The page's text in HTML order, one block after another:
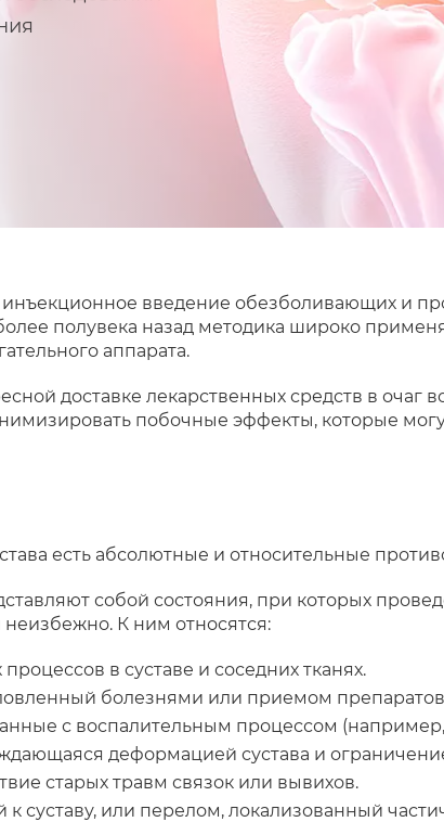
инъекционное введение обезболивающих и
полувека назад методика широко
аппарата.
доставке лекарственных средств в очаг
побочные эффекты, которые
есть абсолютные и относительные
собой состояния, при которых
К ним относятся:
в суставе и соседних тканях.
болезнями или приемом
с воспалительным процессом
деформацией сустава и
старых травм связок или вывихов.
суставу, или перелом, локализованный